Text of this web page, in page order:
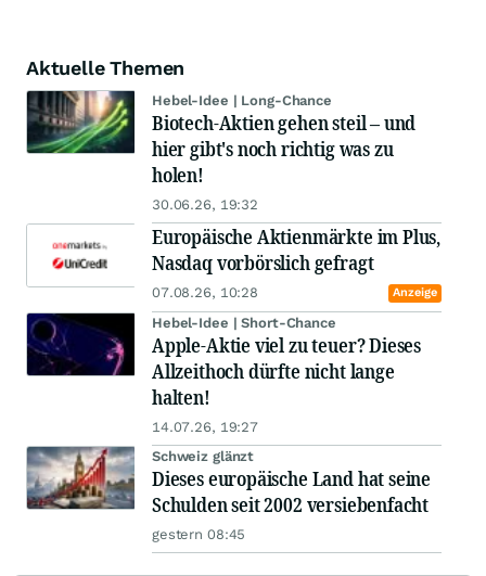
Aktuelle Themen
Hebel-Idee | Long-Chance
Biotech-Aktien gehen steil – und
hier gibt's noch richtig was zu
holen!
30.06.26, 19:32
Europäische Aktienmärkte im Plus,
Nasdaq vorbörslich gefragt
07.08.26, 10:28 Anzeige
Hebel-Idee | Short-Chance
Apple-Aktie viel zu teuer? Dieses
Allzeithoch dürfte nicht lange
halten!
14.07.26, 19:27
Schweiz glänzt
Dieses europäische Land hat seine
Schulden seit 2002 versiebenfacht
gestern 08:45